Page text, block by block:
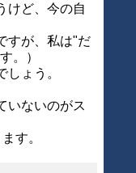
けど、今の自
すが、私は"だ
。）
ょう。
いないのがス
す。